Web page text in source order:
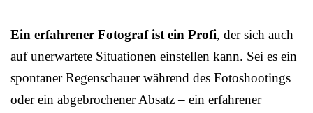
Ein erfahrener Fotograf ist ein Profi, der sich auch
auf unerwartete Situationen einstellen kann. Sei es ein
spontaner Regenschauer während des Fotoshootings
oder ein abgebrochener Absatz – ein erfahrener